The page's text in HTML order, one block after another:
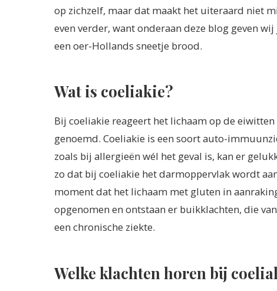
op zichzelf, maar dat maakt het uiteraard niet
even verder, want onderaan deze blog geven
een oer-Hollands sneetje brood.
Wat is coeliakie?
Bij coeliakie reageert het lichaam op de
genoemd. Coeliakie is een soort auto-
zoals bij allergieën wél het geval is, kan er
zo dat bij coeliakie het darmoppervlak wordt
moment dat het lichaam met gluten in
opgenomen en ontstaan er buikklachten, die
een chronische ziekte.
Welke klachten horen bij